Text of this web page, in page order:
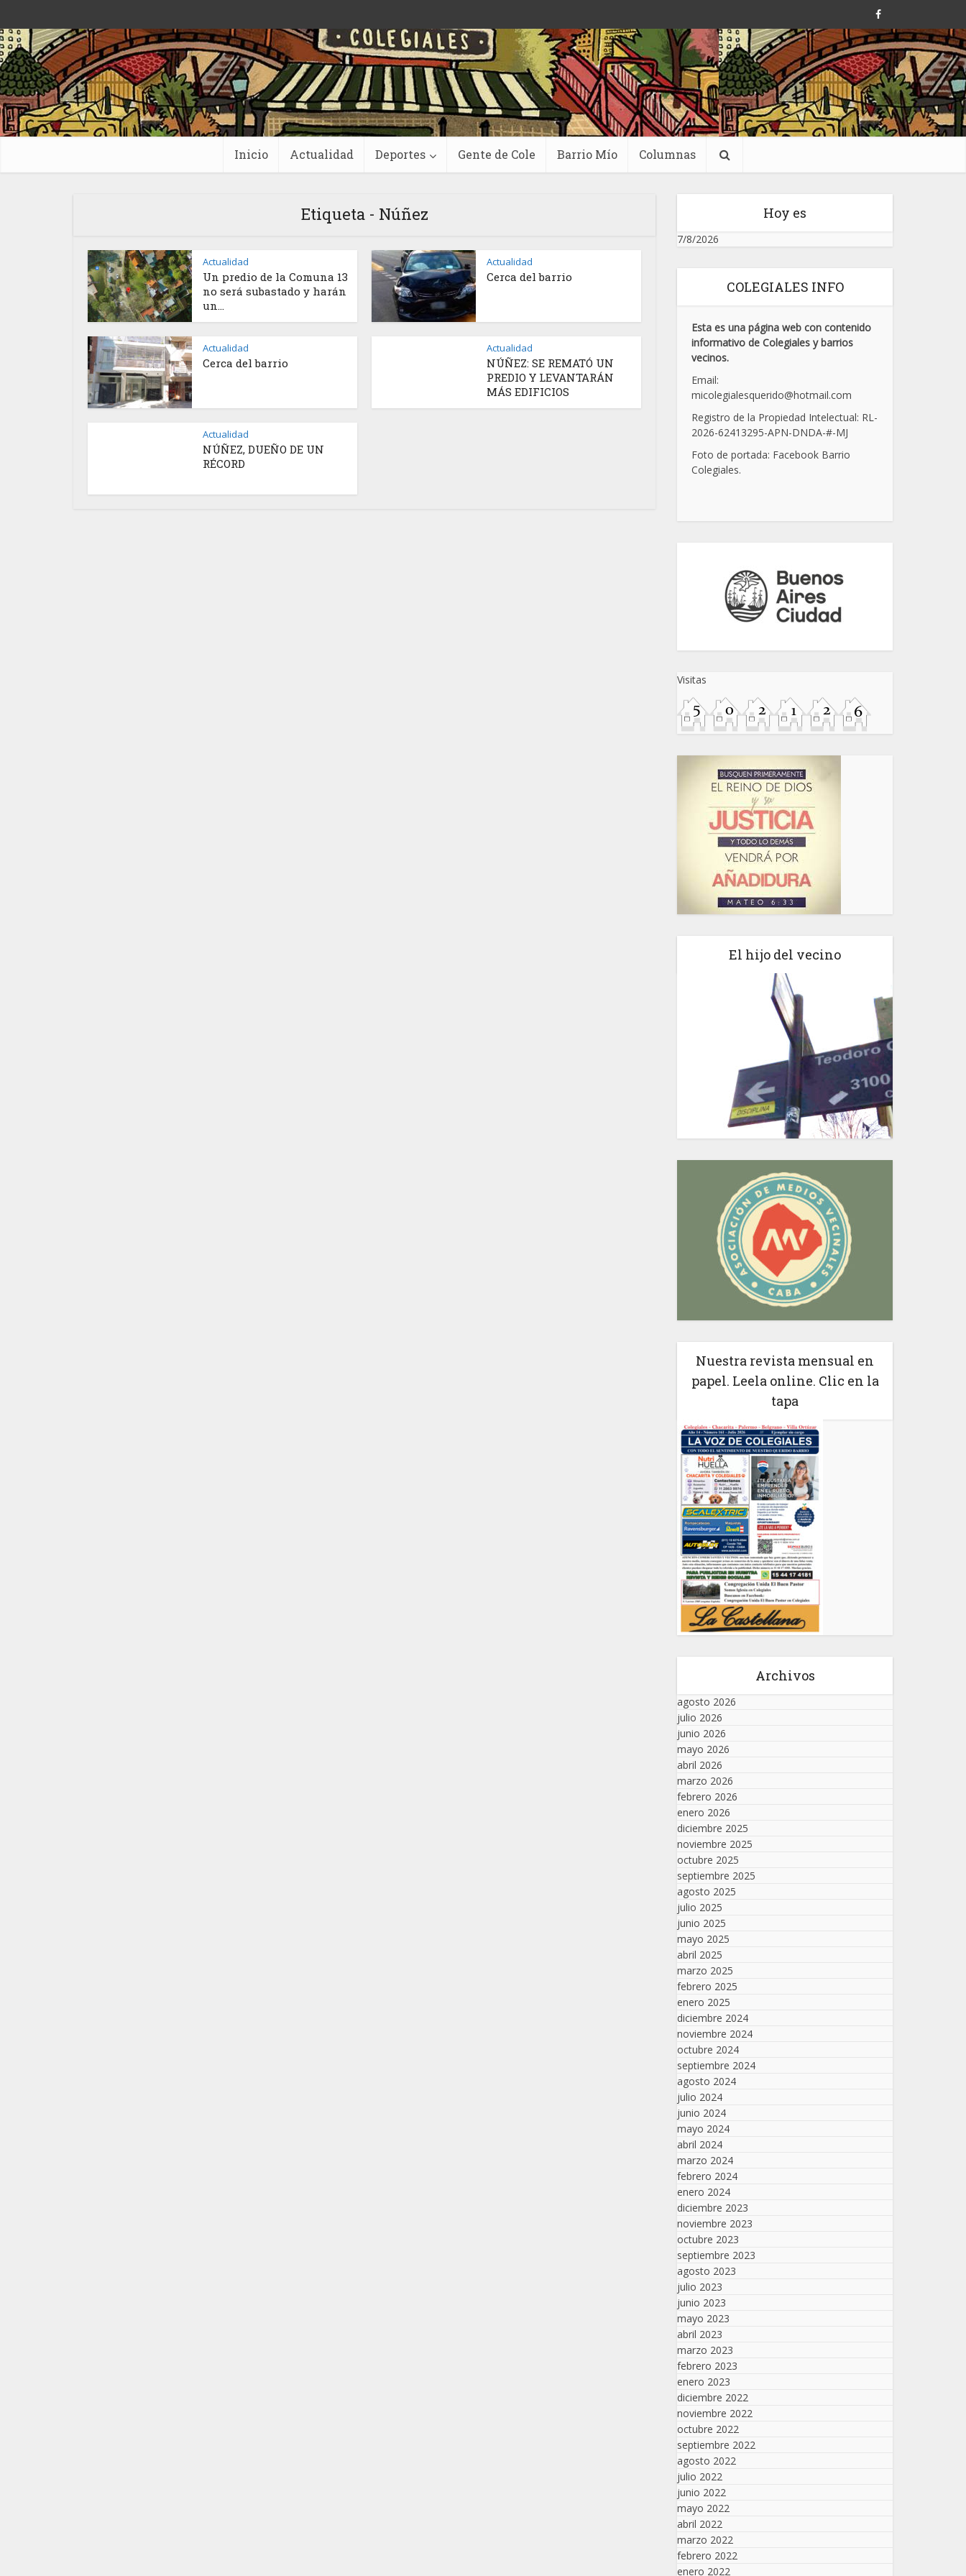
Inicio Actualidad Deportes Gente de Cole Barrio Mío Columnas
Etiqueta - Núñez
Actualidad
Un predio de la Comuna 13
no será subastado y harán
un...
Actualidad
Cerca del barrio
Actualidad
Cerca del barrio
Actualidad
NÚÑEZ: SE REMATÓ UN
PREDIO Y LEVANTARÁN
MÁS EDIFICIOS
Actualidad
NÚÑEZ, DUEÑO DE UN
RÉCORD
Hoy es
7/8/2026
COLEGIALES INFO
Esta es una página web con contenido
informativo de Colegiales y barrios
vecinos.
Email:
micolegialesquerido@hotmail.com
Registro de la Propiedad Intelectual: RL-
2026-62413295-APN-DNDA-#-MJ
Foto de portada: Facebook Barrio
Colegiales.
Visitas
El hijo del vecino
Nuestra revista mensual en
papel. Leela online. Clic en la
tapa
Archivos
agosto 2026
julio 2026
junio 2026
mayo 2026
abril 2026
marzo 2026
febrero 2026
enero 2026
diciembre 2025
noviembre 2025
octubre 2025
septiembre 2025
agosto 2025
julio 2025
junio 2025
mayo 2025
abril 2025
marzo 2025
febrero 2025
enero 2025
diciembre 2024
noviembre 2024
octubre 2024
septiembre 2024
agosto 2024
julio 2024
junio 2024
mayo 2024
abril 2024
marzo 2024
febrero 2024
enero 2024
diciembre 2023
noviembre 2023
octubre 2023
septiembre 2023
agosto 2023
julio 2023
junio 2023
mayo 2023
abril 2023
marzo 2023
febrero 2023
enero 2023
diciembre 2022
noviembre 2022
octubre 2022
septiembre 2022
agosto 2022
julio 2022
junio 2022
mayo 2022
abril 2022
marzo 2022
febrero 2022
enero 2022